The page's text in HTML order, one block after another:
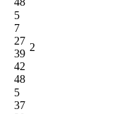
5
7
27
39
42
48
2
5
37